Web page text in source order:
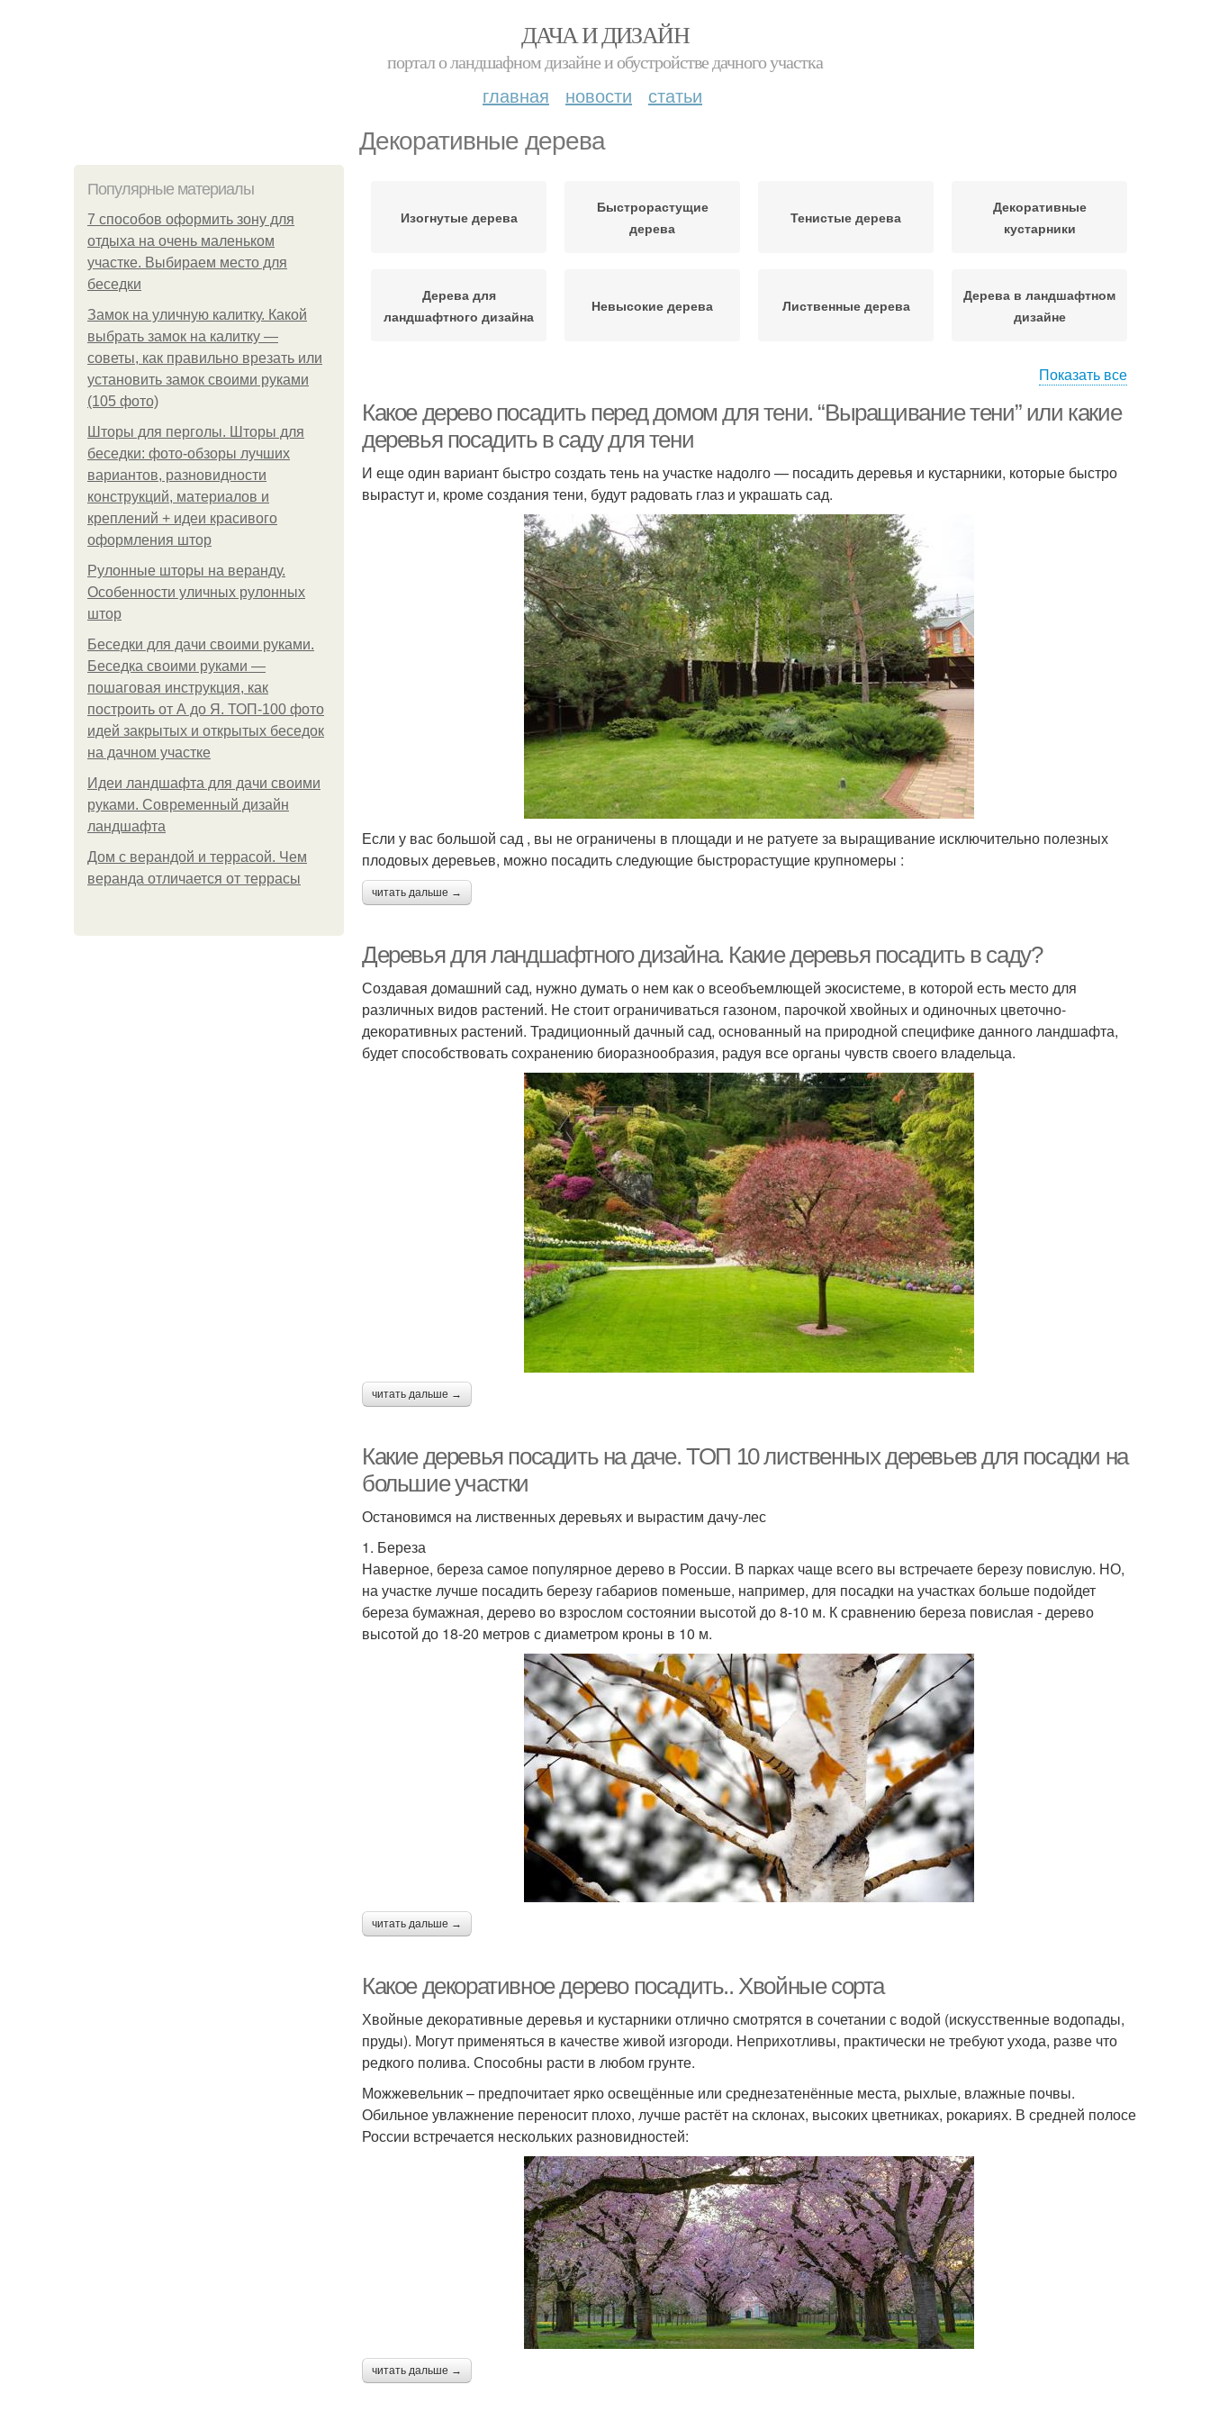
ДАЧА И ДИЗАЙН
портал о ландшафном дизайне и обустройстве дачного участка
главная новости статьи
Декоративные дерева
Популярные материалы
7 способов оформить зону для
отдыха на очень маленьком
участке. Выбираем место для
беседки
Замок на уличную калитку. Какой
выбрать замок на калитку —
советы, как правильно врезать или
установить замок своими руками
(105 фото)
Шторы для перголы. Шторы для
беседки: фото-обзоры лучших
вариантов, разновидности
конструкций, материалов и
креплений + идеи красивого
оформления штор
Рулонные шторы на веранду.
Особенности уличных рулонных
штор
Беседки для дачи своими руками.
Беседка своими руками —
пошаговая инструкция, как
построить от А до Я. ТОП-100 фото
идей закрытых и открытых беседок
на дачном участке
Идеи ландшафта для дачи своими
руками. Современный дизайн
ландшафта
Дом с верандой и террасой. Чем
веранда отличается от террасы
Изогнутые дерева
Быстрорастущие
дерева
Тенистые дерева
Декоративные
кустарники
Дерева для
ландшафтного дизайна
Невысокие дерева Лиственные дерева
Дерева в ландшафтном
дизайне
Дерева для улицы
Декоративно-
лиственные дерева
Дерева для посадки Плодовые дерева
Дерева для дачи Декоративное дерево
Комнатные дерева
Дерева для небольшого
сада
Дерева в саду
Композиции из
декоративных
кустарников
приусадебного участка
участке
Показать все
Какое дерево посадить перед домом для тени. “Выращивание тени” или какие
деревья посадить в саду для тени
И еще один вариант быстро создать тень на участке надолго — посадить деревья и кустарники, которые быстро
вырастут и, кроме создания тени, будут радовать глаз и украшать сад.
Если у вас большой сад , вы не ограничены в площади и не ратуете за выращивание исключительно полезных
плодовых деревьев, можно посадить следующие быстрорастущие крупномеры :
читать дальше →
Деревья для ландшафтного дизайна. Какие деревья посадить в саду?
Создавая домашний сад, нужно думать о нем как о всеобъемлющей экосистеме, в которой есть место для
различных видов растений. Не стоит ограничиваться газоном, парочкой хвойных и одиночных цветочно-
декоративных растений. Традиционный дачный сад, основанный на природной специфике данного ландшафта,
будет способствовать сохранению биоразнообразия, радуя все органы чувств своего владельца.
читать дальше →
Какие деревья посадить на даче. ТОП 10 лиственных деревьев для посадки на
большие участки
Остановимся на лиственных деревьях и вырастим дачу-лес
1. Береза
Наверное, береза самое популярное дерево в России. В парках чаще всего вы встречаете березу повислую. НО,
на участке лучше посадить березу габариов поменьше, например, для посадки на участках больше подойдет
береза бумажная, дерево во взрослом состоянии высотой до 8-10 м. К сравнению береза повислая - дерево
высотой до 18-20 метров с диаметром кроны в 10 м.
читать дальше →
Какое декоративное дерево посадить.. Хвойные сорта
Хвойные декоративные деревья и кустарники отлично смотрятся в сочетании с водой (искусственные водопады,
пруды). Могут применяться в качестве живой изгороди. Неприхотливы, практически не требуют ухода, разве что
редкого полива. Способны расти в любом грунте.
Можжевельник – предпочитает ярко освещённые или среднезатенённые места, рыхлые, влажные почвы.
Обильное увлажнение переносит плохо, лучше растёт на склонах, высоких цветниках, рокариях. В средней полосе
России встречается нескольких разновидностей:
читать дальше →